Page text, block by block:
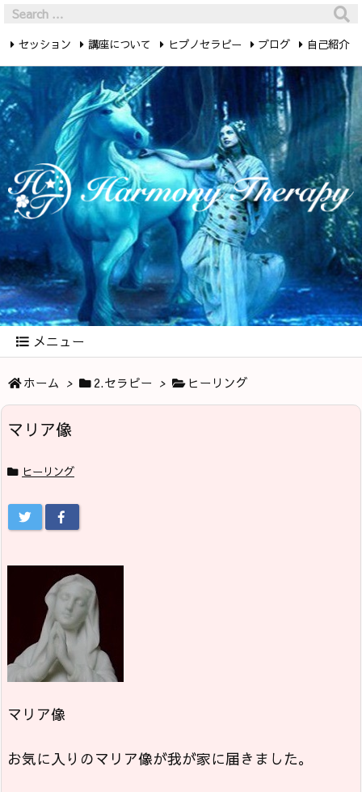
メニュー
セッション 講座について ヒプノセラピー ブログ 自己紹介
最新記事 お問い合わせ
ホーム > 2.セラピー > ヒーリング
マリア像
ヒーリング
マリア像
お気に入りのマリア像が我が家に届きました。